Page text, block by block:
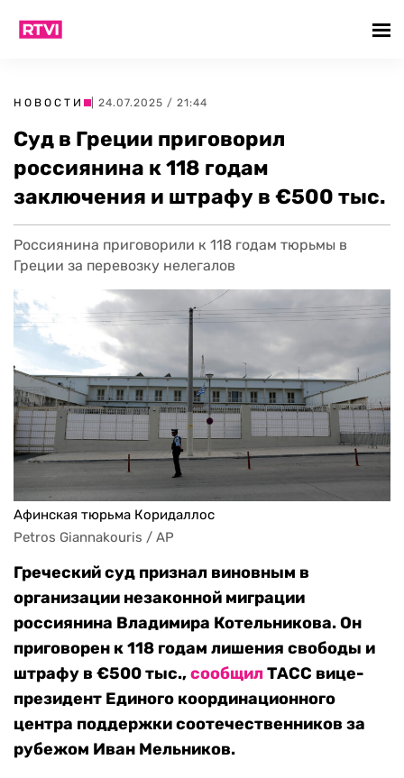
НОВОСТИ | 24.07.2025 / 21:44
Суд в Греции приговорил
россиянина к 118 годам
заключения и штрафу в €500 тыс.
Россиянина приговорили к 118 годам тюрьмы в
Греции за перевозку нелегалов
Афинская тюрьма Коридаллос
Petros Giannakouris / AP
Греческий суд признал виновным в
организации незаконной миграции
россиянина Владимира Котельникова. Он
приговорен к 118 годам лишения свободы и
штрафу в €500 тыс.,сообщилТАСС вице-
президент Единого координационного
центра поддержки соотечественников за
рубежом Иван Мельников.